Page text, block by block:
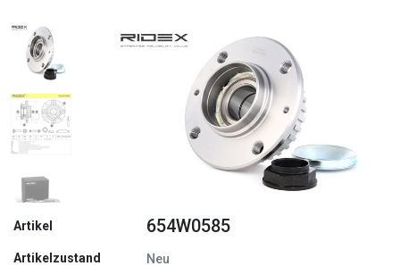
Artikel 654W0585
Artikelzustand Neu